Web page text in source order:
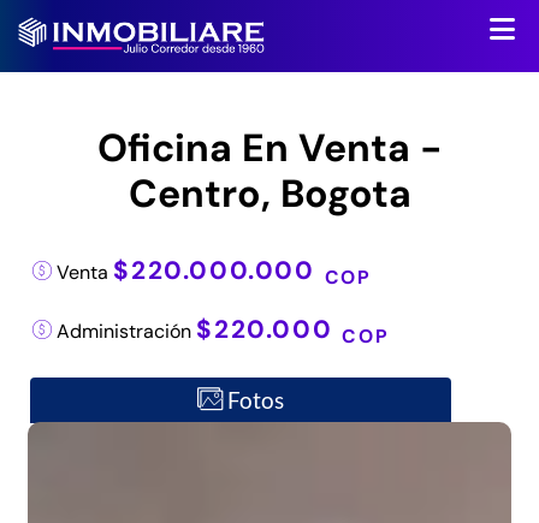
Oficina En Venta -
Centro, Bogota
Venta $220.000.000 COP
Administración $220.000COP
Fotos